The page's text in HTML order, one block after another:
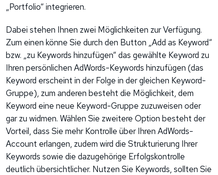
„Portfolio“ integrieren.
Dabei stehen Ihnen zwei Möglichkeiten zur Verfügung.
Zum einen könne Sie durch den Button „Add as Keyword“
bzw. „zu Keywords hinzufügen“ das gewählte Keyword zu
Ihren persönlichen AdWords-Keywords hinzufügen (das
Keyword erscheint in der Folge in der gleichen Keyword-
Gruppe), zum anderen besteht die Möglichkeit, dem
Keyword eine neue Keyword-Gruppe zuzuweisen oder
gar zu widmen. Wählen Sie zweitere Option besteht der
Vorteil, dass Sie mehr Kontrolle über Ihren AdWords-
Account erlangen, zudem wird die Strukturierung Ihrer
Keywords sowie die dazugehörige Erfolgskontrolle
deutlich übersichtlicher. Nutzen Sie Keywords, sollten Sie